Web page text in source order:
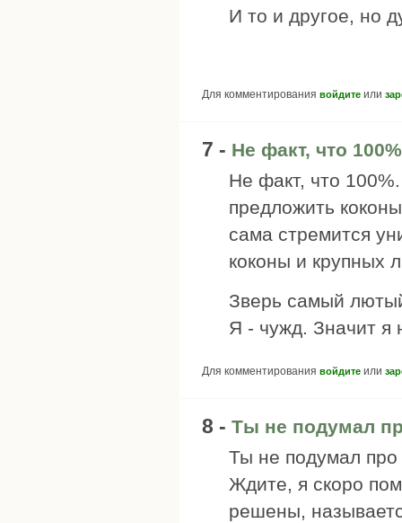
И то и другое, но
Для комментирования войдите или
7 - Не факт, что
Не факт, что
предложить
сама стремится
коконы и крупных
Зверь самый
Я - чужд. Значит я
Для комментирования войдите или
8 - Ты не подумал
Ты не подумал про
Ждите, я скоро
решены,